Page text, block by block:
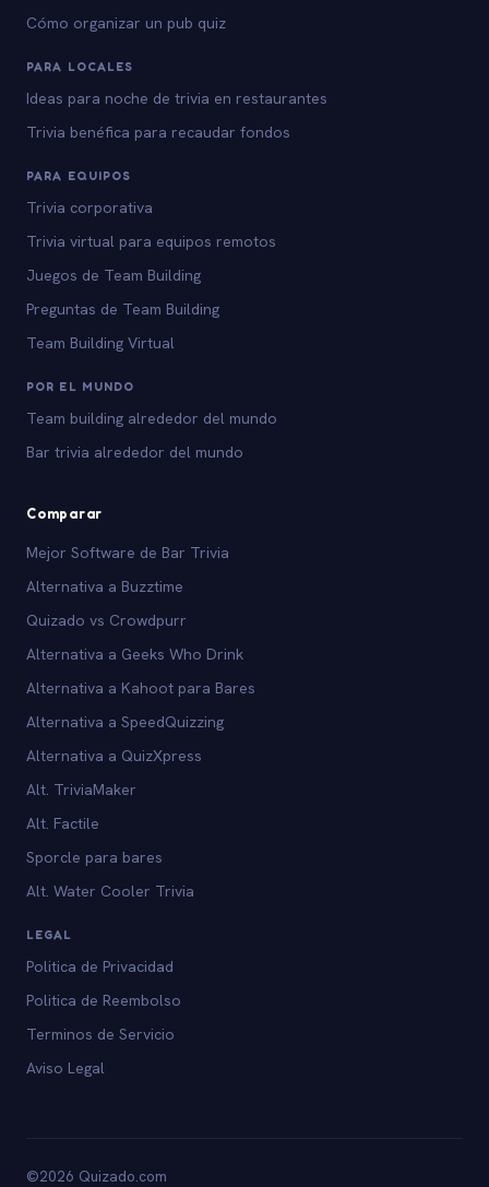
Cómo organizar un pub quiz
PARA LOCALES
Ideas para noche de trivia en restaurantes
Trivia benéfica para recaudar fondos
PARA EQUIPOS
Trivia corporativa
Trivia virtual para equipos remotos
Juegos de Team Building
Preguntas de Team Building
Team Building Virtual
POR EL MUNDO
Team building alrededor del mundo
Bar trivia alrededor del mundo
Comparar
Mejor Software de Bar Trivia
Alternativa a Buzztime
Quizado vs Crowdpurr
Alternativa a Geeks Who Drink
Alternativa a Kahoot para Bares
Alternativa a SpeedQuizzing
Alternativa a QuizXpress
Alt. TriviaMaker
Alt. Factile
Sporcle para bares
Alt. Water Cooler Trivia
LEGAL
Politica de Privacidad
Politica de Reembolso
Terminos de Servicio
Aviso Legal
©2026 Quizado.com